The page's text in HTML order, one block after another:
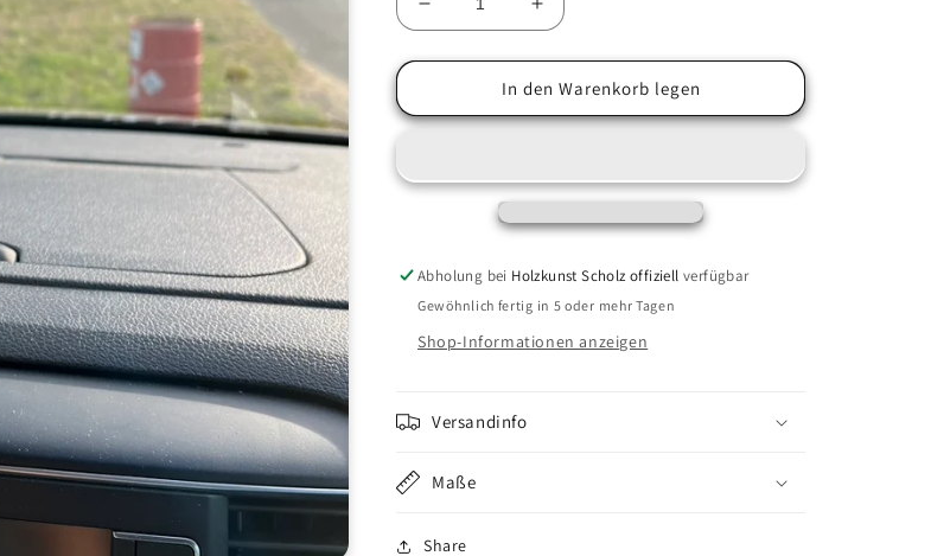
Verringere
die
Menge
Duftbaum
Zirbe
Erhöhe
die
Menge
für
Duftbaum
Zirbe
In den Warenkorb legen
Abholung bei Holzkunst Scholz offiziell verfügbar
Gewöhnlich fertig in 5 oder mehr Tagen
Shop-Informationen anzeigen
Versandinfo
Maße
Share